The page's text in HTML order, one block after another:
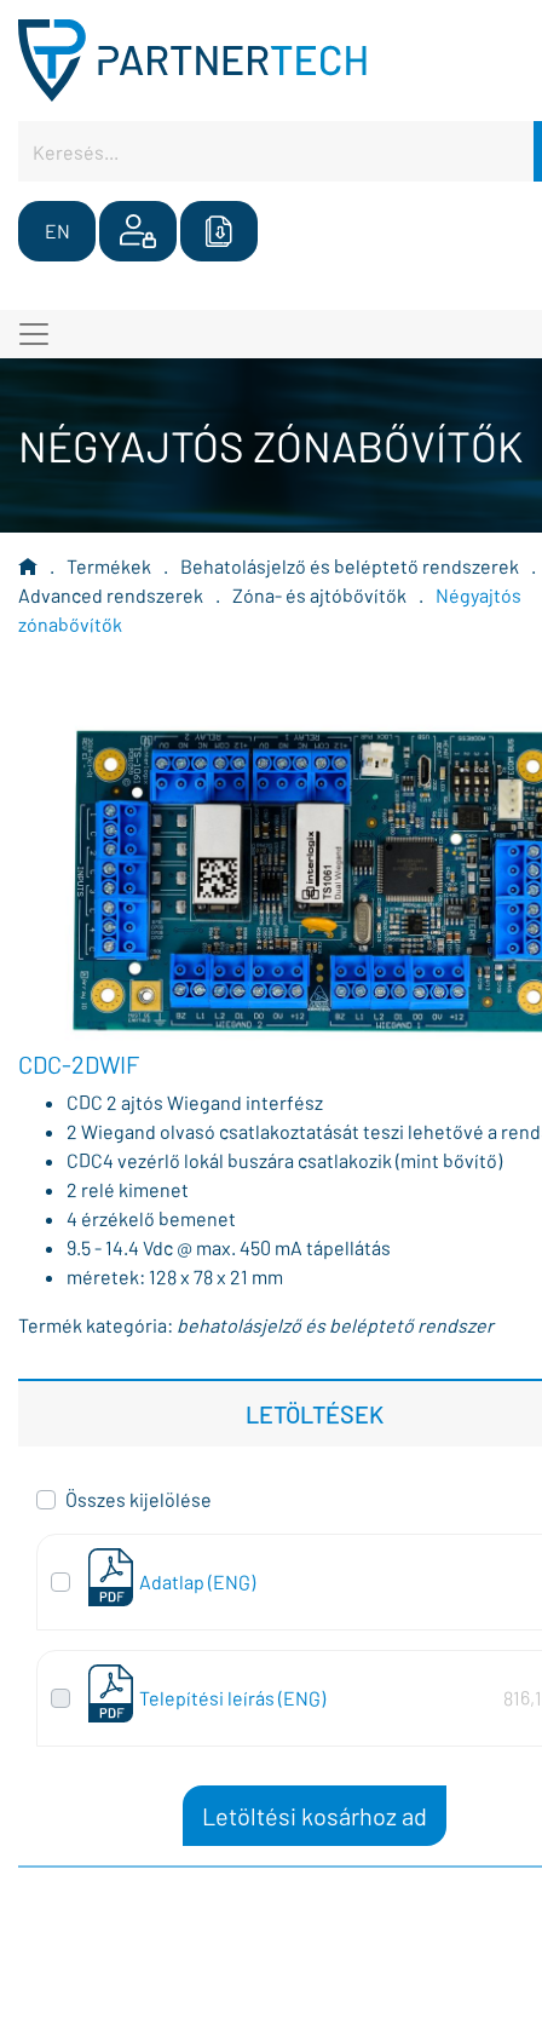
EN
NÉGYAJTÓS ZÓNABŐVÍTŐK
. Termékek . Behatolásjelző és beléptető rendszerek
.
Advanced rendszerek
. Zóna- és ajtóbővítők .
Négyajtós
zónabővítők
CDC-2DWIF
CDC 2 ajtós Wiegand interfész
2 Wiegand olvasó csatlakoztatását teszi lehetővé a
CDC4 vezérlő lokál buszára csatlakozik (mint bővítő)
2 relé kimenet
4 érzékelő bemenet
9.5 - 14.4 Vdc @ max. 450 mA tápellátás
méretek: 128 x 78 x 21 mm
Termék kategória: behatolásjelző és beléptető rendszer
LETÖLTÉSEK
Összes kijelölése
Adatlap (ENG)
Telepítési leírás (ENG)
Letöltési kosárhoz ad